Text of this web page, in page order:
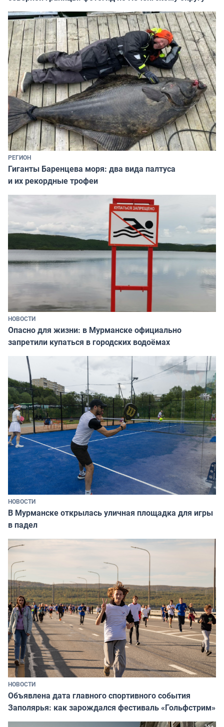
РЕГИОН
Гиганты Баренцева моря: два вида палтуса
и их рекордные трофеи
НОВОСТИ
Опасно для жизни: в Мурманске официально
запретили купаться в городских водоёмах
НОВОСТИ
В Мурманске открылась уличная площадка для игры
в падел
НОВОСТИ
Объявлена дата главного спортивного события
Заполярья: как зарождался фестиваль «Гольфстрим»